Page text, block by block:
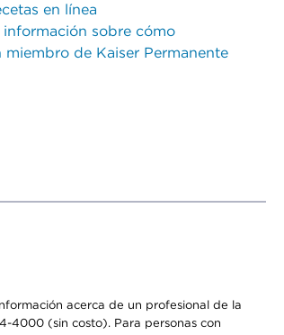
en línea
sobre cómo
miembro de Kaiser Permanente
acerca de un profesional de la
4000 (sin costo). Para personas con